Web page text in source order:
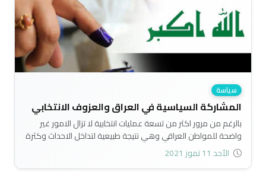
سياسة
المشاركة السياسية في العراق والعزوف الانتخابي
بالرغم من مرور اكثر من تسعة عمليات انتخابية لا تزال الامور غير
واضحة للمواطن العراقي وهي نتيجة طبيعية لتداخل الاحداث وكثرة
المشاكل والتناحر السياسي وارباك الاوضاع الامنية، ولا يزال الناخب
العراقي متحير في المشاركة ومتحير في الاختيار..
الأحد 11 تموز 2021